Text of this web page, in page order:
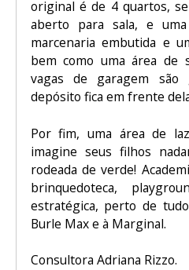
original é de 4 quartos,
aberto para sala, e uma
marcenaria embutida e
bem como uma área de
vagas de garagem
depósito fica em frente
Por fim, uma área de
imagine seus filhos
rodeada de verde!
brinquedoteca,
estratégica, perto de
Burle Max e à Marginal.
Consultora Adriana Rizzo.